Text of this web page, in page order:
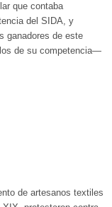
que contaba
del SIDA, y
ganadores de este
de su competencia—
de artesanos textiles